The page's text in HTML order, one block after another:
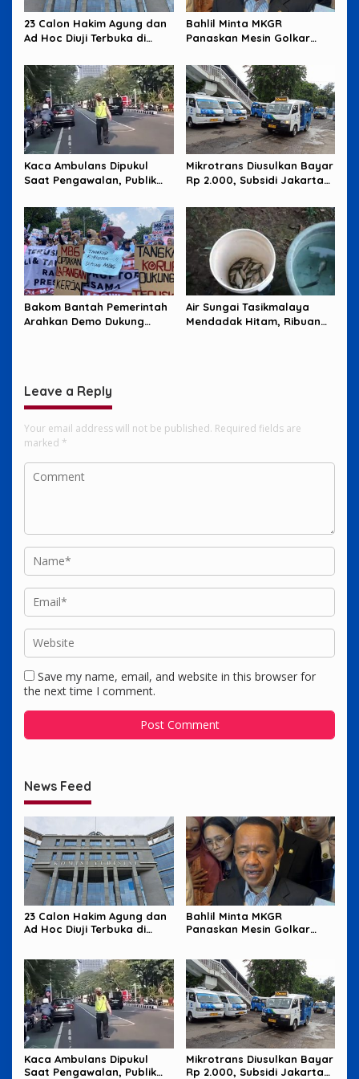
23 Calon Hakim Agung dan
Ad Hoc Diuji Terbuka di
Bahlil Minta MKGR
Panaskan Mesin Golkar
Kaca Ambulans Dipukul
Saat Pengawalan, Publik
Mikrotrans Diusulkan Bayar
Rp 2.000, Subsidi Jakarta
Bakom Bantah Pemerintah
Arahkan Demo Dukung
Air Sungai Tasikmalaya
Mendadak Hitam, Ribuan
Leave a Reply
Your email address will not be published. Required fields are
marked *
Save my name, email, and website in this browser for
the next time I comment.
News Feed
23 Calon Hakim Agung dan
Ad Hoc Diuji Terbuka di
Bahlil Minta MKGR
Panaskan Mesin Golkar
Kaca Ambulans Dipukul
Saat Pengawalan, Publik
Mikrotrans Diusulkan Bayar
Rp 2.000, Subsidi Jakarta